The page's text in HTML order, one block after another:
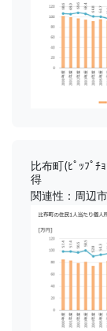
比布町(ﾋﾟｯﾌﾟﾁ
得
関連性：周辺